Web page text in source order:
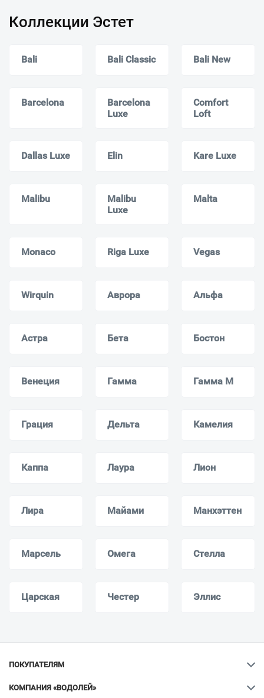
Коллекции Эстет
Bali Bali Classic Bali New
Barcelona
Barcelona
Luxe
Comfort
Loft
Dallas Luxe Elin Kare Luxe
Malibu
Malibu
Luxe
Malta
Monaсo Riga Luxe Vegas
Wirquin Аврора Альфа
Астра Бета Бостон
Венеция Гамма Гамма M
Грация Дельта Камелия
Каппа Лаура Лион
Лира Майами Манхэттен
Марсель Омега Стелла
Царская Честер Эллис
ПОКУПАТЕЛЯМ
КОМПАНИЯ «ВОДОЛЕЙ»